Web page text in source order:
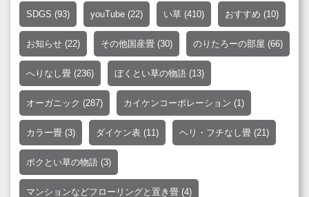
SDGS (93) youTube (22) い草 (410) おすすめ (10)
お知らせ (22) その他国産畳 (30) のりたろーの部屋 (66)
へりなし畳 (236) ぼくとい草の物語 (13)
オーガニック (287) カイケンコーポレーション (1)
カラー畳 (3) ダイケン表 (11) ヘリ・フチなし畳 (21)
ボクとい草の物語 (3)
マンションなどフローリングと置き畳 (4)